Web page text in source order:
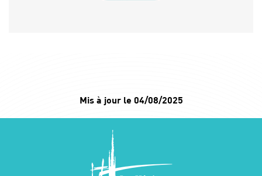
Mis à jour le 04/08/2025